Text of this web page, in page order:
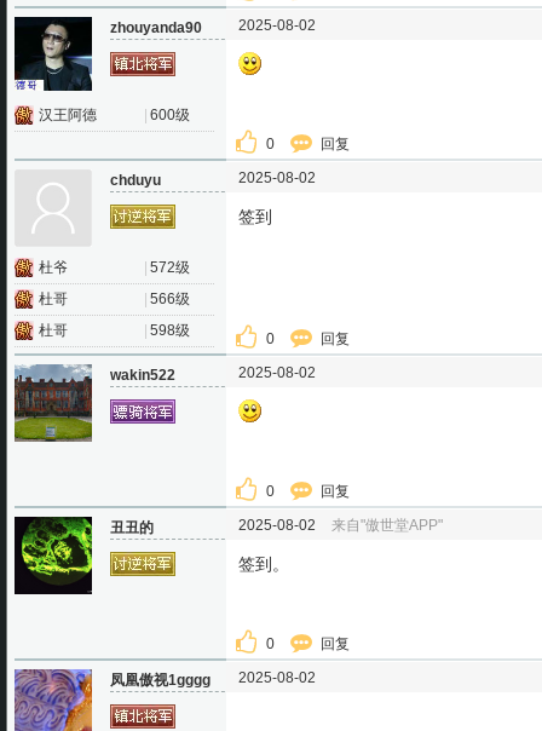
zhouyanda90
汉王阿德 600级
2025-08-02
0 回复
chduyu
杜爷
572级
杜哥
566级
杜哥
598级
2025-08-02
签到
0 回复
wakin522 2025-08-02
0 回复
丑丑的 2025-08-02 来自"傲世堂APP"
签到。
0 回复
凤凰傲视1gggg 2025-08-02